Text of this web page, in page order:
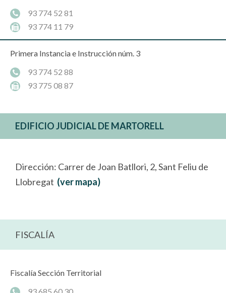
93 774 52 81
93 774 11 79
Primera Instancia e Instrucción núm. 3
93 774 52 88
93 775 08 87
EDIFICIO JUDICIAL DE MARTORELL
Dirección: Carrer de Joan Batllori, 2, Sant Feliu de
Llobregat (ver mapa)
FISCALÍA
Fiscalía Sección Territorial